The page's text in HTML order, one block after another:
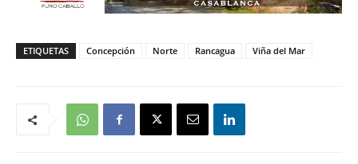
ETIQUETAS Concepción Norte Rancagua Viña del Mar